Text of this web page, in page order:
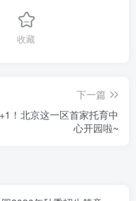
班 持续招生中
收藏
下一篇
+1！北京这一区首家托育中
心开园啦~